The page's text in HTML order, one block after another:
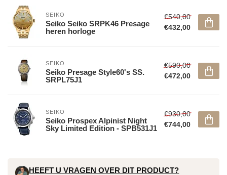
SEIKO
Seiko Seiko SRPK46 Presage
heren horloge
€540,00
€432,00
SEIKO
Seiko Presage Style60's SS.
SRPL75J1
€590,00
€472,00
SEIKO
Seiko Prospex Alpinist Night
Sky Limited Edition - SPB531J1
€930,00
€744,00
HEEFT U VRAGEN OVER DIT PRODUCT?